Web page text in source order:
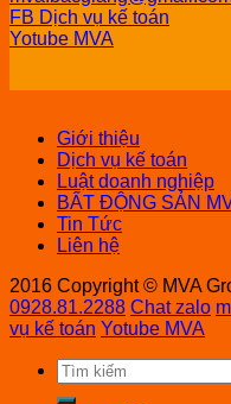
FB Dịch vụ kế toán
Yotube MVA
Giới thiệu
Dịch vụ kế toán
Luật doanh nghiệp
BẤT ĐỘNG SẢN
Tin Tức
Liên hệ
2016 Copyright © MVA
0928.81.2288 Chat zalo
vụ kế toán Yotube MVA